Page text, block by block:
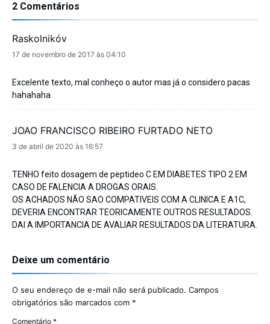
2 Comentários
Raskolnikóv
disse:
17 de novembro de 2017 às 04:10
Excelente texto, mal conheço o autor mas já o considero pacas.
hahahaha
JOAO FRANCISCO RIBEIRO FURTADO NETO
disse:
3 de abril de 2020 às 16:57
TENHO feito dosagem de peptideo C EM DIABETES TIPO 2 EM
CASO DE FALENCIA A DROGAS ORAIS.
OS ACHADOS NÃO SAO COMPATIVEIS COM A CLINICA E A1C,
DEVERIA ENCONTRAR TEORICAMENTE OUTROS RESULTADOS.
DAI A IMPORTANCIA DE AVALIAR RESULTADOS DA LITERATURA.
Deixe um comentário
O seu endereço de e-mail não será publicado. Campos
obrigatórios são marcados com *
Comentário *